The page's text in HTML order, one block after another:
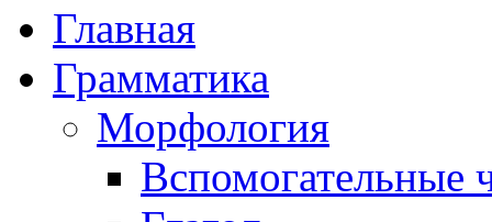
Главная
Грамматика
Морфология
Вспомогательные